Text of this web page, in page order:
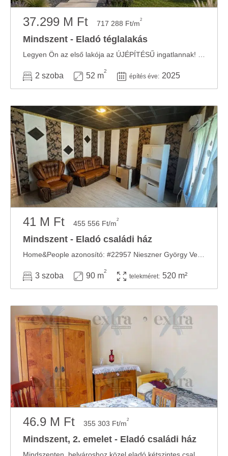
37.299 M Ft 717 288 Ft/m2
Mindszent - Eladó téglalakás
2 szoba 52 m
2
építés éve: 2025
41 M Ft 455 556 Ft/m2
Mindszent - Eladó családi ház
3 szoba 90 m
2
telekméret: 520 m²
46.9 M Ft 355 303 Ft/m2
Mindszent, 2. emelet - Eladó családi ház